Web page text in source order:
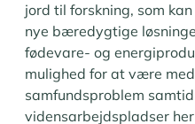
jord til forskning, som
nye bæredygtige
fødevare- og
mulighed for at være
samfundsproblem
vidensarbejdspladser